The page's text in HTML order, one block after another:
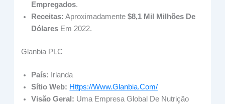
Empregados.
Receitas: Aproximadamente$8,1 Mil Milhões De
Dólares Em 2022.
Glanbia PLC
País: Irlanda
Sítio Web: Https://www.glanbia.com/
Visão Geral: Uma Empresa Global De Nutrição